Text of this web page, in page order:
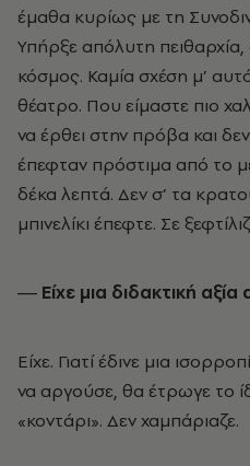
έµαθα κυρίως µε τη
Υπήρξε απόλυτη
κόσµος. Καµία σχέση µ’
θέατρο. Που είµαστε πιο
να έρθει στην πρόβα και δεν
έπεφταν πρόστιµα από το
δέκα λεπτά. Δεν σ’ τα
µπινελίκι έπεφτε. Σε
― Είχε µια διδακτική αξία
Είχε. Γιατί έδινε µια
να αργούσε, θα έτρωγε το
«κοντάρι». Δεν χαµπάριαζε.